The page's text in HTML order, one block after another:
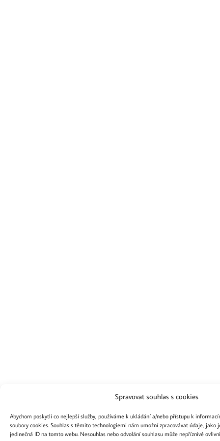
Spravovat souhlas s cookies
Abychom poskytli co nejlepší služby, používáme k ukládání a/nebo přístupu k
soubory cookies. Souhlas s těmito technologiemi nám umožní zpracovávat údaje, jako
jedinečná ID na tomto webu. Nesouhlas nebo odvolání souhlasu může nepříznivě